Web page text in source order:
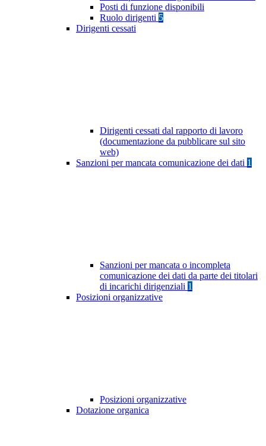
Posti di funzione disponibili
Ruolo dirigenti 5
Dirigenti cessati
Dirigenti cessati dal rapporto di lavoro
(documentazione da pubblicare sul sito
web)
Sanzioni per mancata comunicazione dei dati 1
Sanzioni per mancata o incompleta
comunicazione dei dati da parte dei titolari
di incarichi dirigenziali 1
Posizioni organizzative
Posizioni organizzative
Dotazione organica